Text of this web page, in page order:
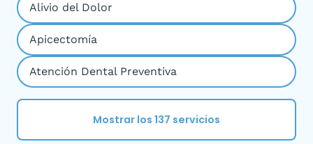
Alivio del Dolor
Apicectomía
Atención Dental Preventiva
Mostrar los 137 servicios